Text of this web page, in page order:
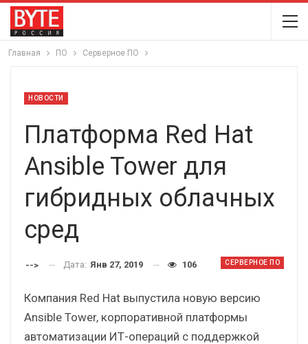
Главная ПО Серверное ПО
НОВОСТИ
Платформа Red Hat
Ansible Tower для
гибридных облачных
сред
СЕРВЕРНОЕ ПО
--> Дата: Янв 27, 2019 106
Компания Red Hat выпустила новую версию
Ansible Tower, корпоративной платформы
автоматизации ИТ-операций с поддержкой